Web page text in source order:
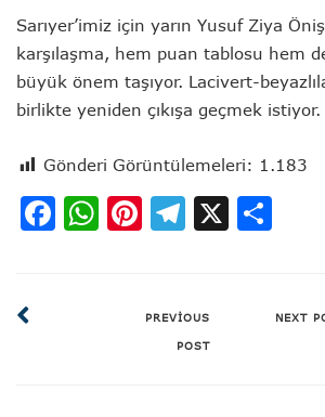
Sarıyer’imiz için yarın Yusuf Ziya
karşılaşma, hem puan tablosu hem
büyük önem taşıyor. Lacivert-
birlikte yeniden çıkışa geçmek istiyor.
Gönderi Görüntülemeleri: 1.183
Facebook
WhatsApp
Pinterest
Telegram
X
PREVIOUS
POST
NEXT